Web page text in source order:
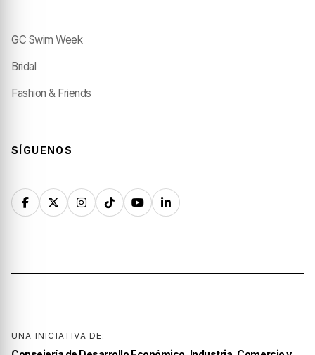
GC Swim Week
Bridal
Fashion & Friends
SÍGUENOS
UNA INICIATIVA DE: